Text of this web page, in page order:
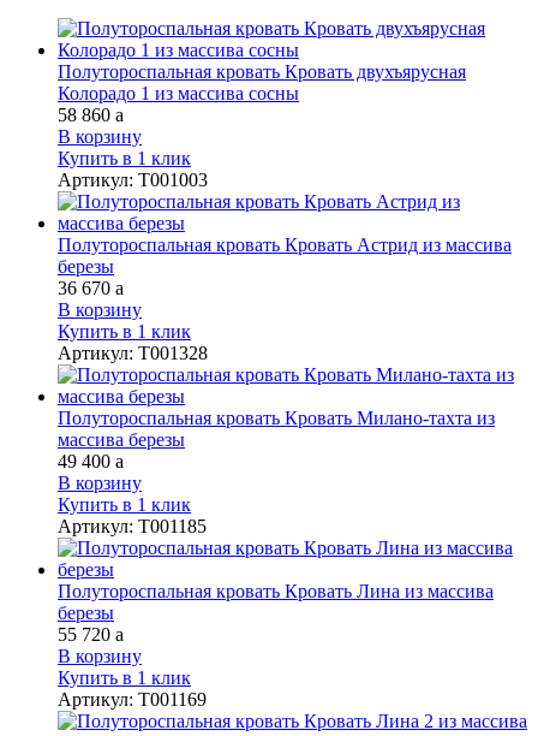
Полутороспальная кровать Кровать двухъярусная
Колорадо 1 из массива сосны
58 860 a
В корзину
Купить в 1 клик
Артикул: Т001003
Полутороспальная кровать Кровать Астрид из массива
березы
36 670 a
В корзину
Купить в 1 клик
Артикул: Т001328
Полутороспальная кровать Кровать Милано-тахта из
массива березы
49 400 a
В корзину
Купить в 1 клик
Артикул: Т001185
Полутороспальная кровать Кровать Лина из массива
березы
55 720 a
В корзину
Купить в 1 клик
Артикул: Т001169